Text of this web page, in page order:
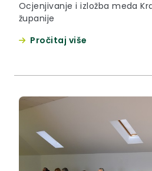
Ocjenjivanje i izložba meda
županije
Pročitaj više